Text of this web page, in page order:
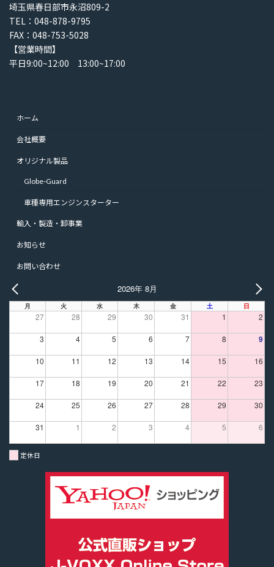
埼玉県春日部市永沼809-2
TEL：048-878-9795
FAX：048-753-5028
【営業時間】
平日9:00~12:00 13:00~17:00
ホーム
会社概要
オリジナル製品
Globe-Guard
車種専用エンジンスターター
輸入・製造・卸事業
お知らせ
お問い合わせ
PREV
2026年 8月
月 火 水 木 金 土 日
27 28 29 30 31 1 2
3 4 5 6 7 8 9
10 11 12 13 14 15 16
17 18 19 20 21 22 23
24 25 26 27 28 29 30
31 1 2 3 4 5 6
定休日